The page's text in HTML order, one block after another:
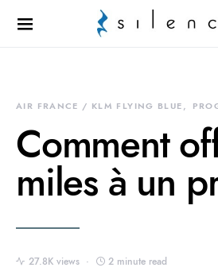
Search for:
AIR FRANCE / KLM FLYING BLUE
Comment
miles à un
27.8K views 2 minute read